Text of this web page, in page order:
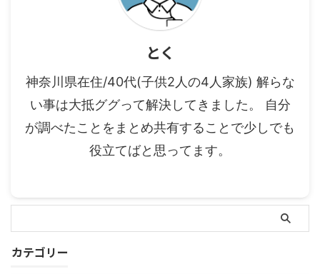
とく
神奈川県在住/40代(子供2人の4人家族) 解らな
い事は大抵ググって解決してきました。 自分
が調べたことをまとめ共有することで少しでも
役立てばと思ってます。
カテゴリー